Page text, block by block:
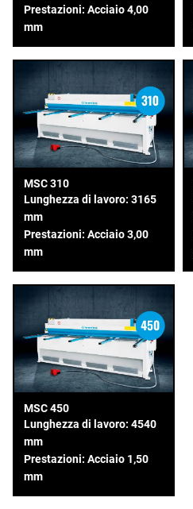
Prestazioni: Acciaio 4,00
mm
MSC 310
Lunghezza di lavoro: 3165
mm
Prestazioni: Acciaio 3,00
mm
MSC 450
Lunghezza di lavoro: 4540
mm
Prestazioni: Acciaio 1,50
mm